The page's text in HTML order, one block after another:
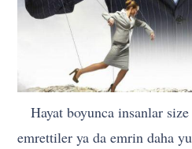
Hayat boyunca insanlar size
emrettiler ya da emrin daha